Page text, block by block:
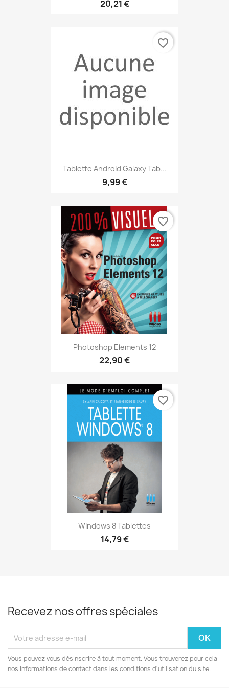
20,21 €
Tablette Android Galaxy Tab...
9,99 €
favorite_border
Photoshop Elements 12
22,90 €
favorite_border
Windows 8 Tablettes
14,79 €
favorite_border
Recevez nos offres spéciales
Vous pouvez vous désinscrire à tout moment. Vous trouverez pour cela
nos informations de contact dans les conditions d'utilisation du site.